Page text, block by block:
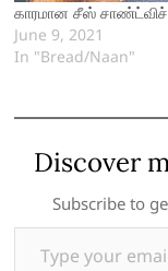
காரமான சீஸ் சாண்ட்விச்
June 9, 2021
In "Bread/Naan"
Discover
Subscribe to
Type your email…